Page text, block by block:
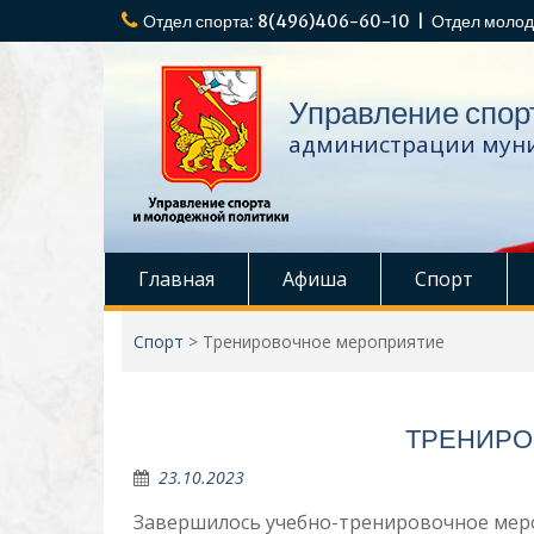
к
Отдел спорта: 8(496)406-60-10 | Отдел
Управление
администрации
Главная Афиша Спорт
Спорт > Тренировочное мероприятие
23.10.2023
Завершилось учебно-тренировочное